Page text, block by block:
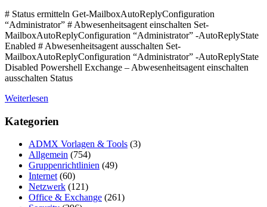
# Status ermitteln Get-MailboxAutoReplyConfiguration
“Administrator” # Abwesenheitsagent einschalten Set-
MailboxAutoReplyConfiguration “Administrator” -AutoReplyState
Enabled # Abwesenheitsagent ausschalten Set-
MailboxAutoReplyConfiguration “Administrator” -AutoReplyState
Disabled Powershell Exchange – Abwesenheitsagent einschalten
ausschalten Status
Weiterlesen
Kategorien
ADMX Vorlagen & Tools (3)
Allgemein (754)
Gruppenrichtlinien (49)
Internet(60)
Netzwerk (121)
Office & Exchange (261)